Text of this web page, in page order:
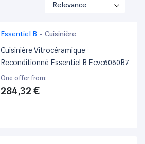
Essentiel B - Cuisinière
Cuisinière Vitrocéramique
Reconditionné Essentiel B Ecvc6060B7
One offer from:
284,32 €